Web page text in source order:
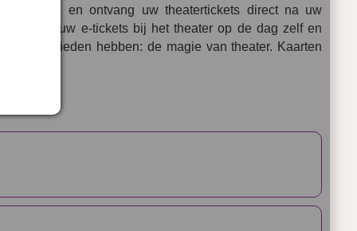
en ontvang uw theatertickets direct na uw
uw e-tickets bij het theater op de dag zelf en
te bieden hebben: de magie van theater. Kaarten